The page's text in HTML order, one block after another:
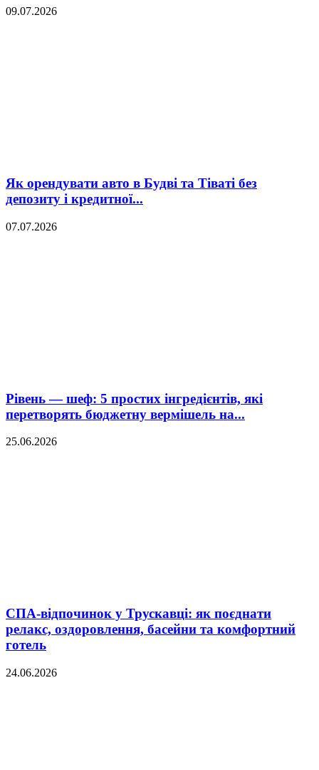
09.07.2026
Як орендувати авто в Будві та Тіваті без
депозиту і кредитної...
07.07.2026
Рівень — шеф: 5 простих інгредієнтів, які
перетворять бюджетну вермішель на...
25.06.2026
СПА-відпочинок у Трускавці: як поєднати
релакс, оздоровлення, басейни та комфортний
готель
24.06.2026